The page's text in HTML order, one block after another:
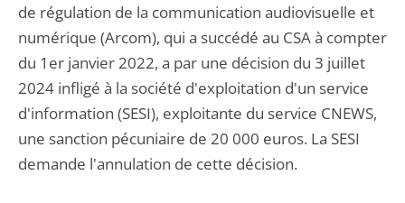
de régulation de la communication audiovisuelle et
numérique (Arcom), qui a succédé au CSA à compter
du 1er janvier 2022, a par une décision du 3 juillet
2024 infligé à la société d'exploitation d'un service
d'information (SESI), exploitante du service CNEWS,
une sanction pécuniaire de 20 000 euros. La SESI
demande l'annulation de cette décision.